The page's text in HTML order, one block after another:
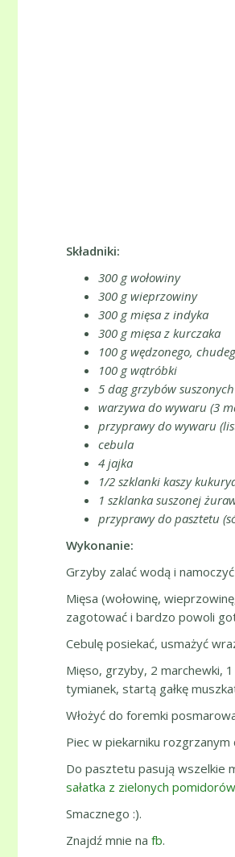
Składniki:
300 g wołowiny
300 g wieprzowiny
300 g mięsa z indyka
300 g mięsa z kurczaka
100 g wędzonego,
100 g wątróbki
5 dag grzybów suszonych
warzywa do wywaru (3
przyprawy do wywaru
cebula
4 jajka
1/2 szklanki kaszy
1 szklanka suszonej
przyprawy do pasztetu
Wykonanie:
Grzyby zalać wodą i
Mięsa (wołowinę,
zagotować i bardzo powoli
Cebulę posiekać, usmażyć
Mięso, grzyby, 2 marchewki,
tymianek, startą gałkę
Włożyć do foremki
Piec w piekarniku
Do pasztetu pasują wszelkie
sałatka z zielonych pomidorów
Smacznego :).
Znajdź mnie na fb.